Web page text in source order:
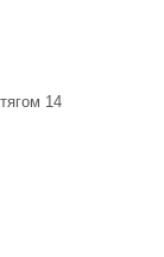
14